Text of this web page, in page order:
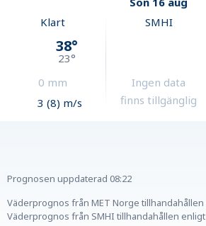
Klart
38°
23°
0 mm
3 (8) m/s
SMHI
Ingen data
finns tillgänglig
Prognosen uppdaterad 08:22
Väderprognos från MET Norge tillhandahållen
Väderprognos från SMHI tillhandahållen enligt